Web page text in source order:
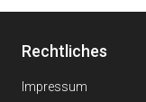
Rechtliches
Impressum